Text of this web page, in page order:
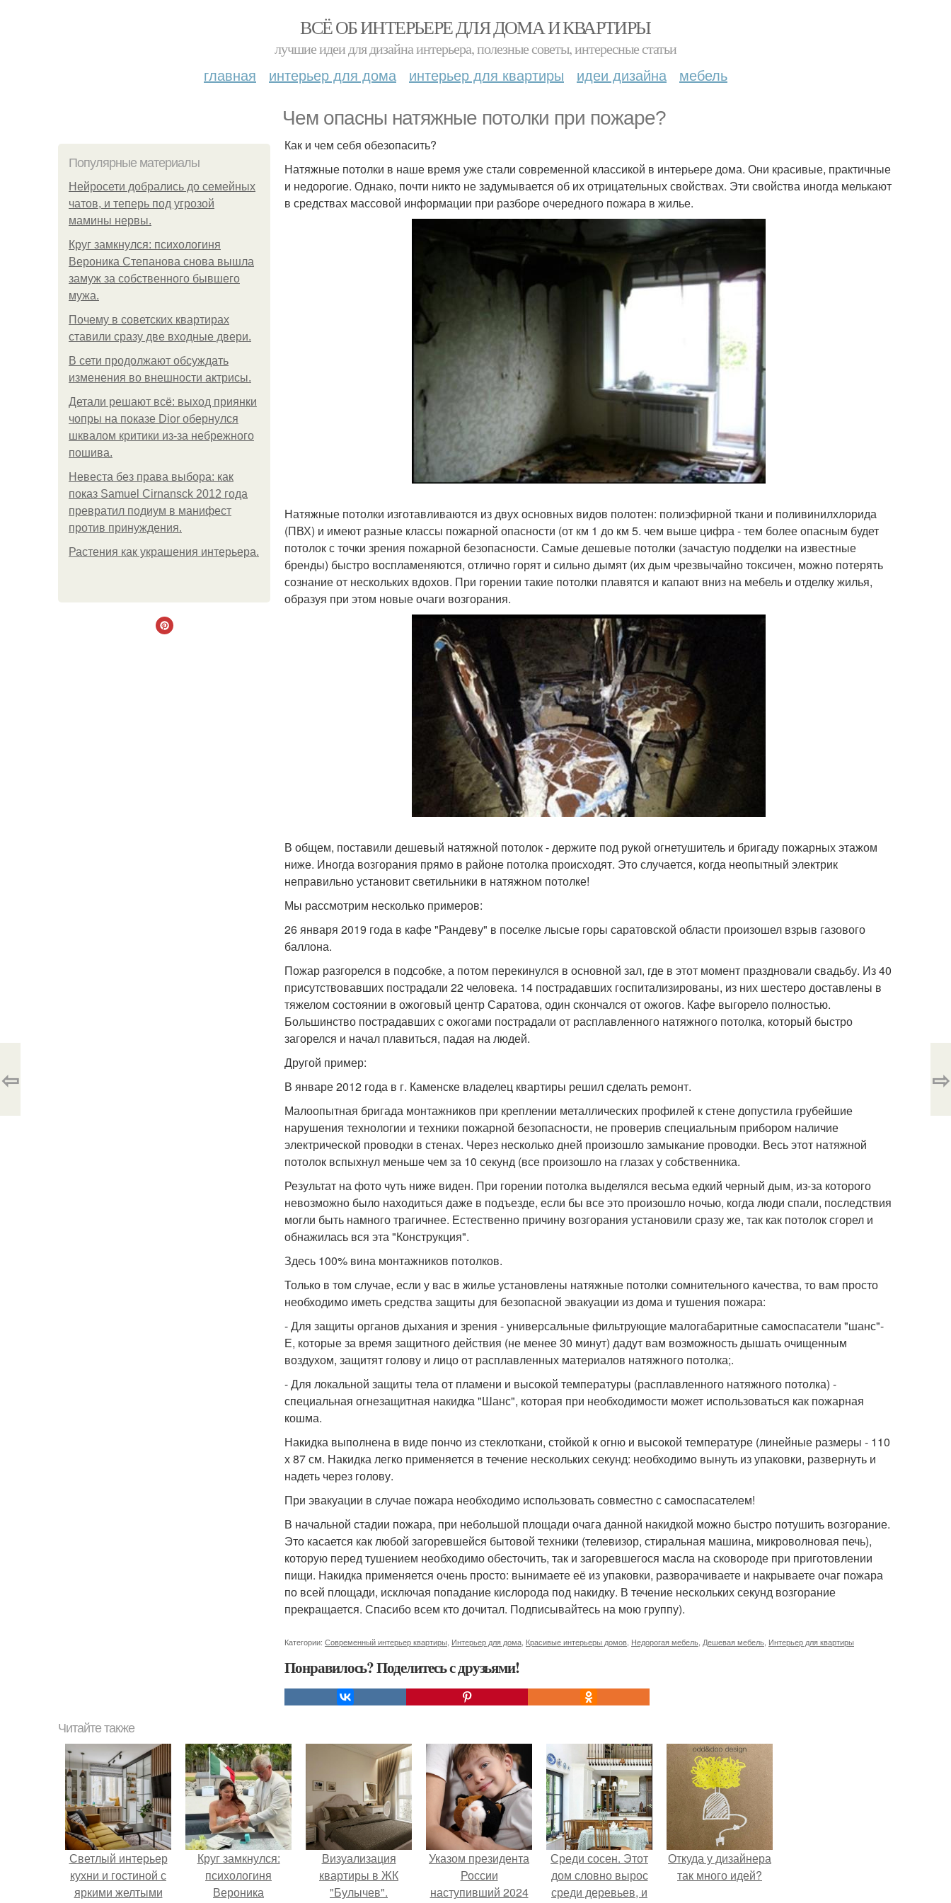
ВСЁ ОБ ИНТЕРЬЕРЕ ДЛЯ ДОМА И КВАРТИРЫ
лучшие идеи для дизайна интерьера, полезные советы, интересные статьи
главная интерьер для дома интерьер для квартиры идеи дизайна мебель
Чем опасны натяжные потолки при пожаре?
Популярные материалы
Нейросети добрались до семейных
чатов, и теперь под угрозой
мамины нервы.
Круг замкнулся: психологиня
Вероника Степанова снова вышла
замуж за собственного бывшего
мужа.
Почему в советских квартирах
ставили сразу две входные двери.
В сети продолжают обсуждать
изменения во внешности актрисы.
Детали решают всё: выход приянки
чопры на показе Dior обернулся
шквалом критики из-за небрежного
пошива.
Невеста без права выбора: как
показ Samuel Cirnansck 2012 года
превратил подиум в манифест
против принуждения.
Растения как украшения интерьера.
Как и чем себя обезопасить?
Натяжные потолки в наше время уже стали современной классикой в интерьере дома. Они красивые, практичные
и недорогие. Однако, почти никто не задумывается об их отрицательных свойствах. Эти свойства иногда мелькают
в средствах массовой информации при разборе очередного пожара в жилье.
Натяжные потолки изготавливаются из двух основных видов полотен: полиэфирной ткани и поливинилхлорида
(ПВХ) и имеют разные классы пожарной опасности (от км 1 до км 5. чем выше цифра - тем более опасным будет
потолок с точки зрения пожарной безопасности. Самые дешевые потолки (зачастую подделки на известные
бренды) быстро воспламеняются, отлично горят и сильно дымят (их дым чрезвычайно токсичен, можно потерять
сознание от нескольких вдохов. При горении такие потолки плавятся и капают вниз на мебель и отделку жилья,
образуя при этом новые очаги возгорания.
В общем, поставили дешевый натяжной потолок - держите под рукой огнетушитель и бригаду пожарных этажом
ниже. Иногда возгорания прямо в районе потолка происходят. Это случается, когда неопытный электрик
неправильно установит светильники в натяжном потолке!
Мы рассмотрим несколько примеров:
26 января 2019 года в кафе "Рандеву" в поселке лысые горы саратовской области произошел взрыв газового
баллона.
Пожар разгорелся в подсобке, а потом перекинулся в основной зал, где в этот момент праздновали свадьбу. Из 40
присутствовавших пострадали 22 человека. 14 пострадавших госпитализированы, из них шестеро доставлены в
тяжелом состоянии в ожоговый центр Саратова, один скончался от ожогов. Кафе выгорело полностью.
Большинство пострадавших с ожогами пострадали от расплавленного натяжного потолка, который быстро
загорелся и начал плавиться, падая на людей.
Другой пример:
В январе 2012 года в г. Каменске владелец квартиры решил сделать ремонт.
Малоопытная бригада монтажников при креплении металлических профилей к стене допустила грубейшие
нарушения технологии и техники пожарной безопасности, не проверив специальным прибором наличие
электрической проводки в стенах. Через несколько дней произошло замыкание проводки. Весь этот натяжной
потолок вспыхнул меньше чем за 10 секунд (все произошло на глазах у собственника.
Результат на фото чуть ниже виден. При горении потолка выделялся весьма едкий черный дым, из-за которого
невозможно было находиться даже в подъезде, если бы все это произошло ночью, когда люди спали, последствия
могли быть намного трагичнее. Естественно причину возгорания установили сразу же, так как потолок сгорел и
обнажилась вся эта "Конструкция".
Здесь 100% вина монтажников потолков.
Только в том случае, если у вас в жилье установлены натяжные потолки сомнительного качества, то вам просто
необходимо иметь средства защиты для безопасной эвакуации из дома и тушения пожара:
- Для защиты органов дыхания и зрения - универсальные фильтрующие малогабаритные самоспасатели "шанс"-
Е, которые за время защитного действия (не менее 30 минут) дадут вам возможность дышать очищенным
воздухом, защитят голову и лицо от расплавленных материалов натяжного потолка;.
- Для локальной защиты тела от пламени и высокой температуры (расплавленного натяжного потолка) -
специальная огнезащитная накидка "Шанс", которая при необходимости может использоваться как пожарная
кошма.
Накидка выполнена в виде пончо из стеклоткани, стойкой к огню и высокой температуре (линейные размеры - 110
х 87 см. Накидка легко применяется в течение нескольких секунд: необходимо вынуть из упаковки, развернуть и
надеть через голову.
При эвакуации в случае пожара необходимо использовать совместно с самоспасателем!
В начальной стадии пожара, при небольшой площади очага данной накидкой можно быстро потушить возгорание.
Это касается как любой загоревшейся бытовой техники (телевизор, стиральная машина, микроволновая печь),
которую перед тушением необходимо обесточить, так и загоревшегося масла на сковороде при приготовлении
пищи. Накидка применяется очень просто: вынимаете её из упаковки, разворачиваете и накрываете очаг пожара
по всей площади, исключая попадание кислорода под накидку. В течение нескольких секунд возгорание
прекращается. Спасибо всем кто дочитал. Подписывайтесь на мою группу).
Категории: Современный интерьер квартиры Интерьер для дома Красивые интерьеры домов Недорогая мебель Дешевая мебель Интерьер для квартиры
Понравилось? Поделитесь с друзьями!
⇦ ⇨
Читайте также
Светлый интерьер
кухни и гостиной с
яркими желтыми
Круг замкнулся:
психологиня
Вероника
Визуализация
квартиры в ЖК
"Булычев".
Указом президента
России
наступивший 2024
Среди сосен. Этот
дом словно вырос
среди деревьев, и
Откуда у дизайнера
так много идей?